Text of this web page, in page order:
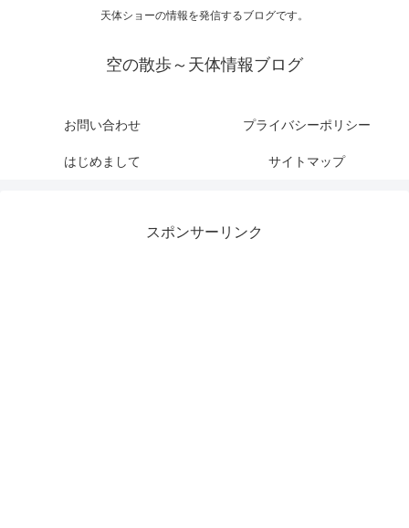
天体ショーの情報を発信するブログです。
空の散歩～天体情報ブログ
お問い合わせ プライバシーポリシー
はじめまして サイトマップ
スポンサーリンク